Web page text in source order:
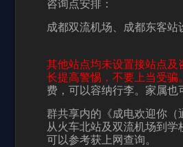
咨询点安排：
成都双流机场、成都东客站
其他站点均未设置接站点及
长提高警惕，不要上当受骗。
费，可以容纳行李。家属也
群共享内的《成电欢迎你（
从火车北站及双流机场到学
可以参考获上网查询。